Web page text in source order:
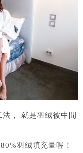
， 就是羽絨被中間
羽絨填充量喔！